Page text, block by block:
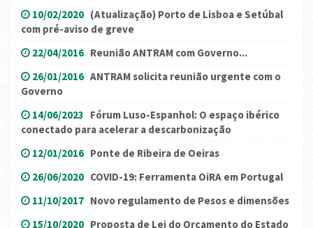
10/02/2020 (Atualização) Porto de Lisboa e Setúbal
com pré-aviso de greve
22/04/2016 Reunião ANTRAM com Governo...
26/01/2016 ANTRAM solicita reunião urgente com o
Governo
14/06/2023 Fórum Luso-Espanhol: O espaço ibérico
conectado para acelerar a descarbonização
12/01/2016 Ponte de Ribeira de Oeiras
26/06/2020 COVID-19: Ferramenta OiRA em Portugal
11/10/2017 Novo regulamento de Pesos e dimensões
15/10/2020 Proposta de Lei do Orçamento do Estado